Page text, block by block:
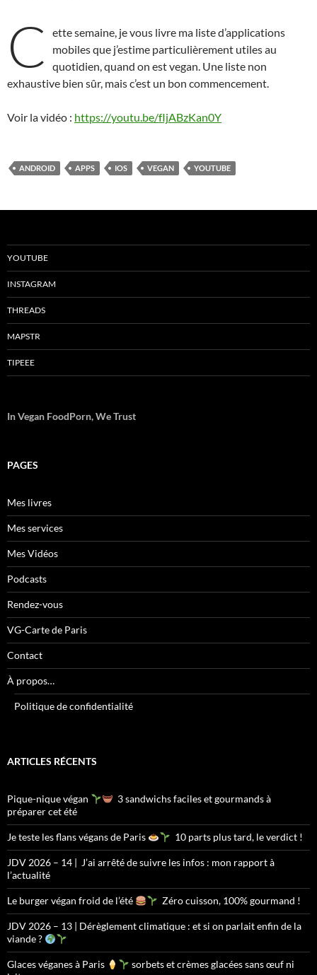
C
ette semaine, je vous livre ma liste d’applications
mobiles que j’estime particulièrement utiles au
quotidien, quand on est vegan. Une liste non
exhaustive bien sûr, mais c’est un bon commencement.
Voir la vidéo : https://youtu.be/fIjABzKan0Y
ANDROID APPS IOS VEGAN YOUTUBE
YOUTUBE
INSTAGRAM
THREADS
MAPSTR
TIPEEE
In Vegan FoodPorn, We Trust
PAGES
Mes livres
Mes services
Mes Vidéos
Podcasts
Rendez-vous
VG-Carte de Paris
Contact
À propos…
Politique de confidentialité
ARTICLES RÉCENTS
Pique-nique végan
3 sandwichs faciles et gourmands à
préparer cet été
Je teste les flans végans de Paris 10 parts plus tard, le verdict !
JDV 2026 – 14 | J’ai arrêté de suivre les infos : mon rapport à
l’actualité
Le burger végan froid de l’été Zéro cuisson, 100% gourmand !
JDV 2026 – 13 | Dérèglement climatique : et si on parlait enfin de la
viande ?
Glaces véganes à Paris
sorbets et crèmes glacées sans œuf ni